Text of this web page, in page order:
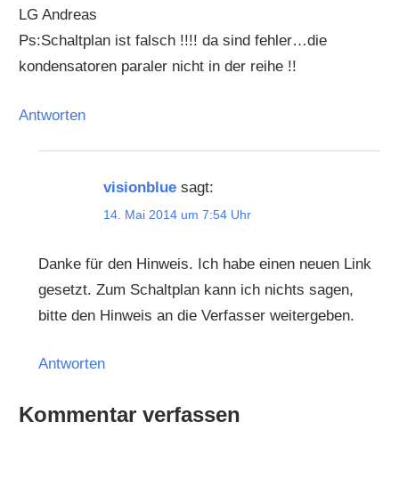
LG Andreas
Ps:Schaltplan ist falsch !!!! da sind fehler…die
kondensatoren paraler nicht in der reihe !!
Antworten
visionblue sagt:
14. Mai 2014 um 7:54 Uhr
Danke für den Hinweis. Ich habe einen neuen Link
gesetzt. Zum Schaltplan kann ich nichts sagen,
bitte den Hinweis an die Verfasser weitergeben.
Antworten
Kommentar verfassen